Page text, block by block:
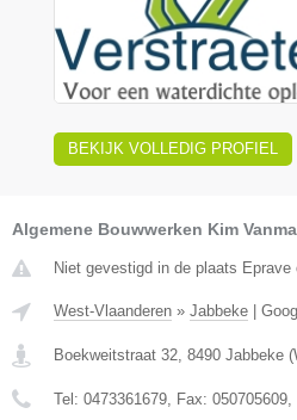
BEKIJK VOLLEDIG PROFIEL
Algemene Bouwwerken Kim
Niet gevestigd in de plaats
West-Vlaanderen » Jabbeke
Boekweitstraat 32, 8490 Jabbeke (
Tel: 0473361679, Fax: 050705609,